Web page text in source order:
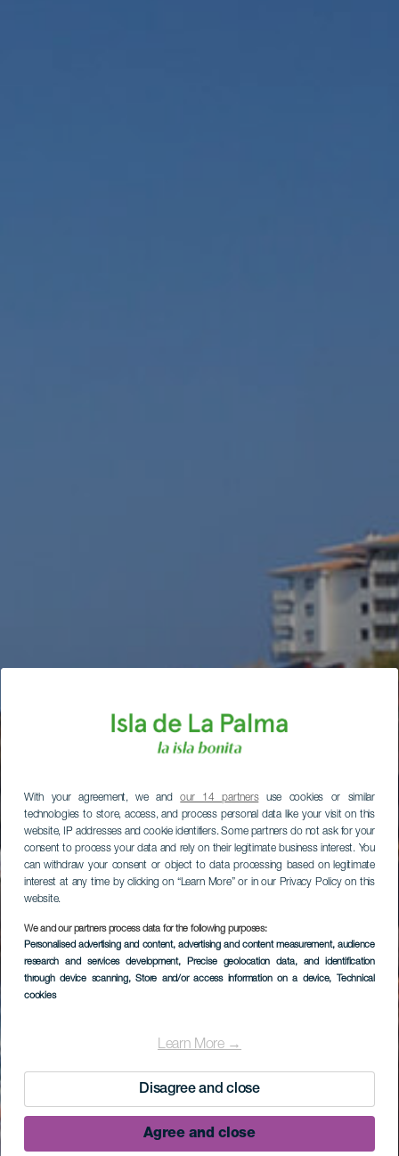
With your agreement, we andour 14 partnersuse cookies or similar
technologies to store, access, and process personal data like your visit on this
website, IP addresses and cookie identifiers. Some partners do not ask for your
consent to process your data and rely on their legitimate business interest. You
can withdraw your consent or object to data processing based on legitimate
interest at any time by clicking on “Learn More” or in our Privacy Policy on this
website.
We and our partners process data for the following purposes:
Personalised advertising and content, advertising and content measurement, audience
research and services development, Precise geolocation data, and identification
through device scanning, Store and/or access information on a device, Technical
cookies
Learn More →
Disagree and close
Agree and close